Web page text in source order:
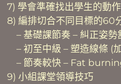
7) 學會準確找出學生的動
8) 編排切合不同目標的60
– 基礎課節奏 – 糾正姿勢
– 初至中級 – 塑造線條 (
– 節奏較快 – Fat
9) 小組課堂領導技巧